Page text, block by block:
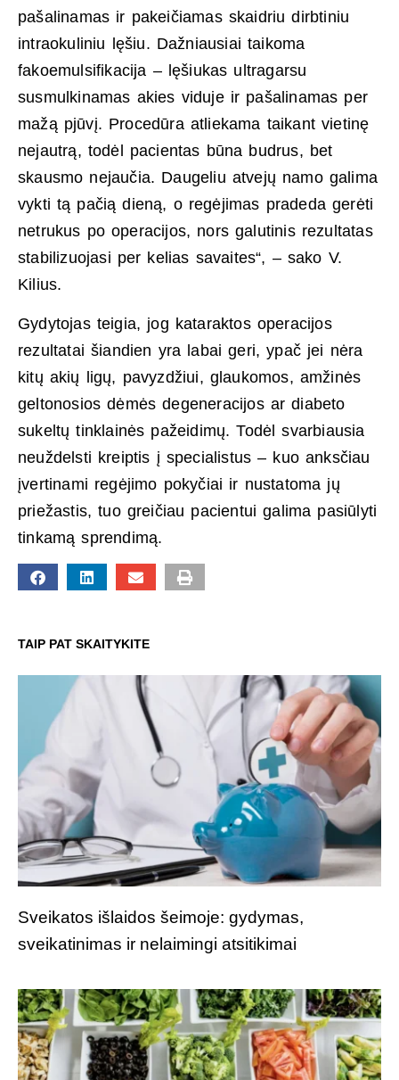
pašalinamas ir pakeičiamas skaidriu dirbtiniu
intraokuliniu lęšiu. Dažniausiai taikoma
fakoemulsifikacija – lęšiukas ultragarsu
susmulkinamas akies viduje ir pašalinamas per
mažą pjūvį. Procedūra atliekama taikant vietinę
nejautrą, todėl pacientas būna budrus, bet
skausmo nejaučia. Daugeliu atvejų namo galima
vykti tą pačią dieną, o regėjimas pradeda gerėti
netrukus po operacijos, nors galutinis rezultatas
stabilizuojasi per kelias savaites“, – sako V.
Kilius.
Gydytojas teigia, jog kataraktos operacijos
rezultatai šiandien yra labai geri, ypač jei nėra
kitų akių ligų, pavyzdžiui, glaukomos, amžinės
geltonosios dėmės degeneracijos ar diabeto
sukeltų tinklainės pažeidimų. Todėl svarbiausia
neuždelsti kreiptis į specialistus – kuo anksčiau
įvertinami regėjimo pokyčiai ir nustatoma jų
priežastis, tuo greičiau pacientui galima pasiūlyti
tinkamą sprendimą.
TAIP PAT SKAITYKITE
Sveikatos išlaidos šeimoje: gydymas,
sveikatinimas ir nelaimingi atsitikimai